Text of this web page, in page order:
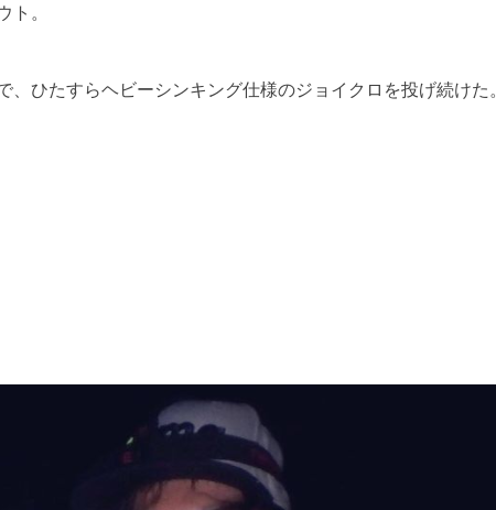
。
ひたすらヘビーシンキング仕様のジョイクロを投げ続けた。